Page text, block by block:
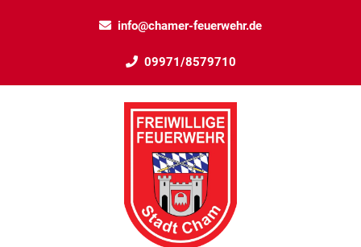
info@chamer-feuerwehr.de
09971/8579710